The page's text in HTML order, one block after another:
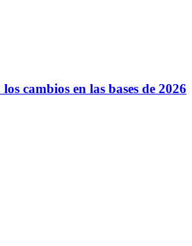
cambios en las bases de 2026